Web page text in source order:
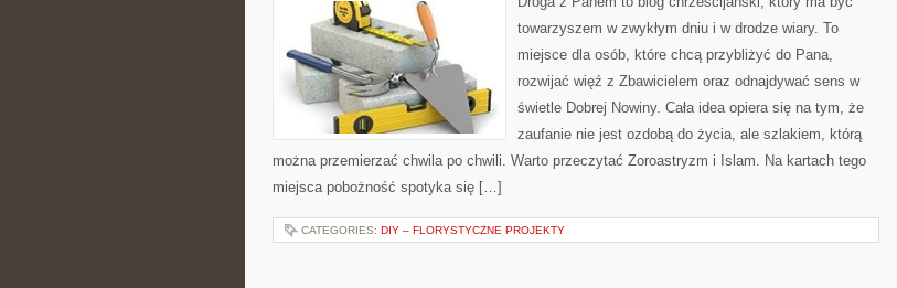
towarzyszem w zwykłym dniu i w drodze wiary. To
miejsce dla osób, które chcą przybliżyć do Pana,
rozwijać więź z Zbawicielem oraz odnajdywać sens w
świetle Dobrej Nowiny. Cała idea opiera się na tym, że
zaufanie nie jest ozdobą do życia, ale szlakiem, którą
można przemierzać chwila po chwili. Warto przeczytać Zoroastryzm i Islam. Na kartach tego
miejsca pobożność spotyka się […]
CATEGORIES: DIY – FLORYSTYCZNE PROJEKTY